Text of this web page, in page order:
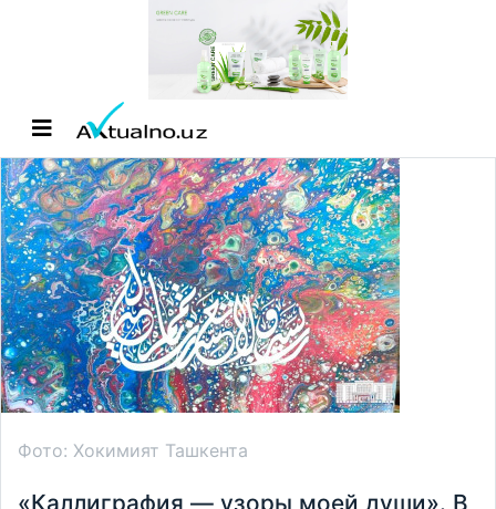
Фото: Хокимият Ташкента
«Каллиграфия — узоры моей души». В